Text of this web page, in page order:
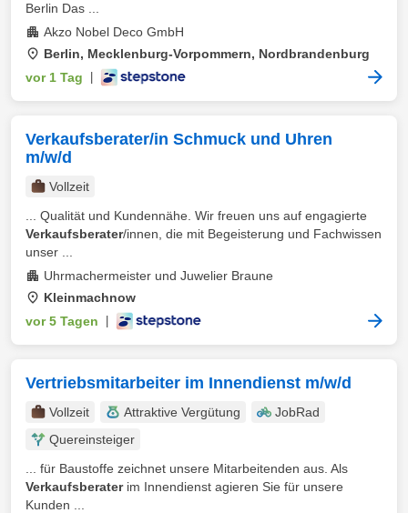
Berlin Das ...
Akzo Nobel Deco GmbH
Berlin, Mecklenburg-Vorpommern, Nordbrandenburg
vor 1 Tag
Verkaufsberater/in Schmuck und Uhren
m/w/d
Vollzeit
... Qualität und Kundennähe. Wir freuen uns auf engagierte
Verkaufsberater/innen, die mit Begeisterung und Fachwissen
unser ...
Uhrmachermeister und Juwelier Braune
Kleinmachnow
vor 5 Tagen
Vertriebsmitarbeiter im Innendienst m/w/d
Vollzeit Attraktive Vergütung
JobRad
Quereinsteiger
... für Baustoffe zeichnet unsere Mitarbeitenden aus. Als
Verkaufsberaterim Innendienst agieren Sie für unsere
Kunden ...